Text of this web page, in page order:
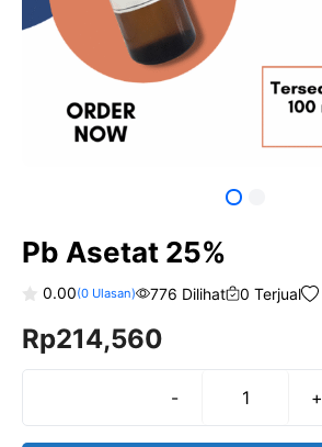
Pb Asetat 25%
o
u
0.00(0Ulasan) 776 Dilihat 0 Terjual
Rp214,560
-
Kuantitas
+